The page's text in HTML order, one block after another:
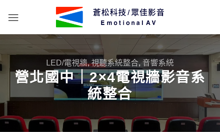
LED/電視牆,視聽系統整合,音響系統
營北國中｜2×4電視牆影音系
統整合